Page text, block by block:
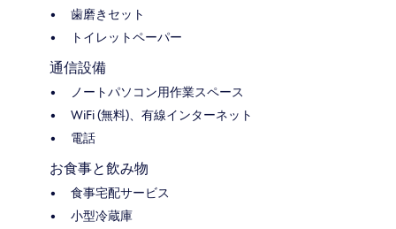
歯磨きセット
トイレットペーパー
通信設備
ノートパソコン用作業スペース
WiFi (無料)、有線インターネット
電話
お食事と飲み物
食事宅配サービス
小型冷蔵庫